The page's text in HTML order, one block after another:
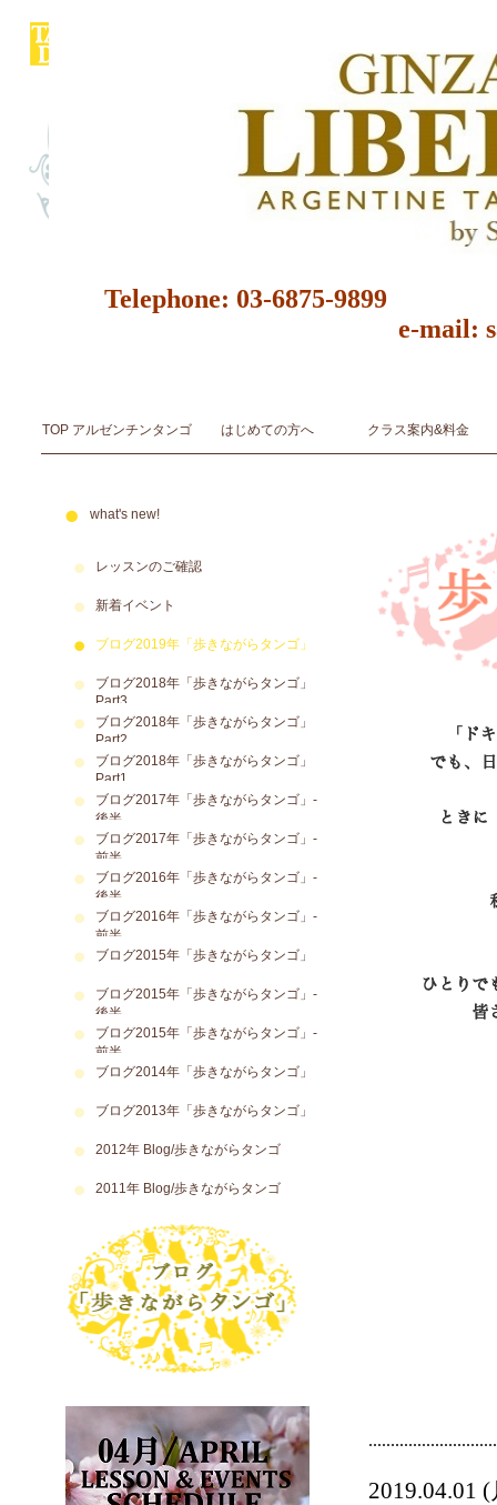
Telephone: 03-6875-
e-mail:
TOP アルゼンチンタンゴ はじめての方へ クラス案内&料金
what's new!
レッスンのご確認
新着イベント
ブログ2019年「歩きながらタンゴ」
ブログ2018年「歩きながらタンゴ」
Part3
ブログ2018年「歩きながらタンゴ」
Part2
ブログ2018年「歩きながらタンゴ」
Part1
ブログ2017年「歩きながらタンゴ」-
後半
ブログ2017年「歩きながらタンゴ」-
前半
ブログ2016年「歩きながらタンゴ」-
後半
ブログ2016年「歩きながらタンゴ」-
前半
ブログ2015年「歩きながらタンゴ」
ブログ2015年「歩きながらタンゴ」-
後半
ブログ2015年「歩きながらタンゴ」-
前半
ブログ2014年「歩きながらタンゴ」
ブログ2013年「歩きながらタンゴ」
2012年 Blog/歩きながらタンゴ
2011年 Blog/歩きながらタンゴ